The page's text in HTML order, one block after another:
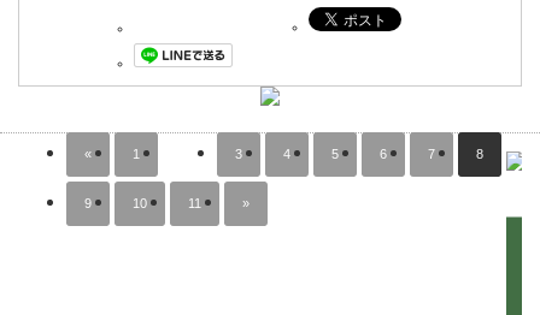
« 1 3 4 5 6 7 8
9 10 11 »